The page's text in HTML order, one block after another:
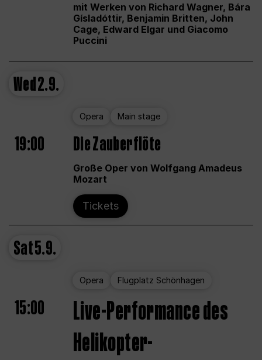
mit Werken von Richard Wagner, Bára
Gísladóttir, Benjamin Britten, John
Cage, Edward Elgar und Giacomo
Puccini
Wed2.9.
Opera Main stage
19:00 Die Zauberflöte
Große Oper von Wolfgang Amadeus
Mozart
Tickets
Sat5.9.
Opera Flugplatz Schönhagen
15:00
Live-Performance des
Helikopter-